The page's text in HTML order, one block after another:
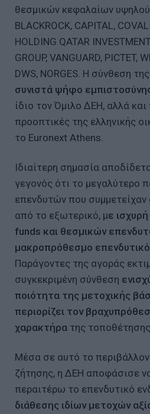
θεσμικών κεφαλαίων
BLACKROCK, CAPITAL,
HOLDING QATAR
GROUP, VANGUARD, PICTET,
DWS, NORGES. Η σύνθεση
συνιστά ψήφο
ίδιο τον Όμιλο ΔΕΗ, αλλά
προοπτικές της ελληνικής
το Euronext Athens.
Ιδιαίτερη σημασία
γεγονός ότι το μεγαλύτερο
επενδυτών που
από το εξωτερικό, με
funds και θεσμικών
μακροπρόθεσμο επενδυτικό
Παράγοντες της αγοράς
συγκεκριμένη σύνθεση
ποιότητα της μετοχικής
περιορίζει τον
χαρακτήρα της τοποθέτησης.
Μέσα σε αυτό το
ζήτησης, η ΔΕΗ αποφάσισε
περαιτέρω το επενδυτικό
διάθεσης ιδίων μετοχών